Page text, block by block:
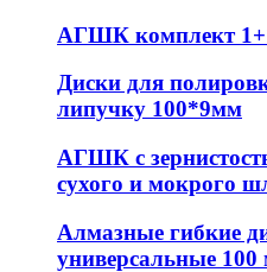
АГШК комплект
Диски для
липучку 100*9мм
АГШК с
сухого и мокрого
Алмазные гибкие
универсальные